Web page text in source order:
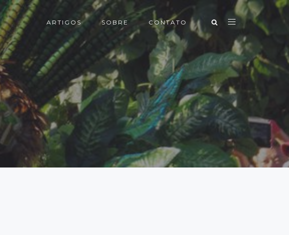
ARTIGOS SOBRE CONTATO